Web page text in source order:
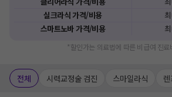
실크라식 가격/비용
스마트노바가격/비용
*할인가는 의료법에 따른 비급여 진료
전체 시력교정술 검진 스마일라식